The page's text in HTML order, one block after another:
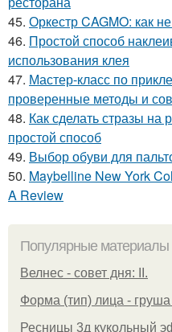
45. Оркестр CAGMO: как
46. Простой способ
использования клея
47. Мастер-класс по
проверенные методы и
48. Как сделать стразы
простой способ
49. Выбор обуви для
50. Maybelline New York
A Review
Популярные материалы
Велнес - совет дня: II.
Форма (тип) лица - груша
Ресницы 3д кукольный